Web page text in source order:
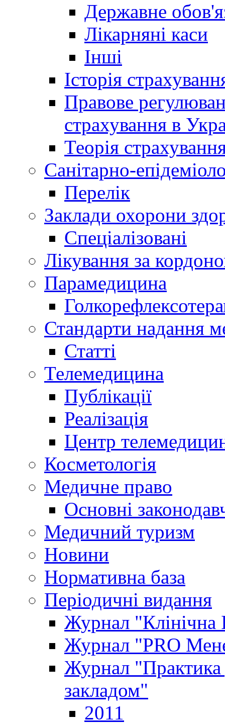
Державне
Лікарняні каси
Інші
Історія
Правове
страхування в
Теорія
Санітарно-
Перелік
Заклади охорони
Спеціалізовані
Лікування за
Парамедицина
Стандарти надання
Статті
Телемедицина
Публікації
Реалізація
Центр
Косметологія
Медичне право
Основні
Медичний туризм
Новини
Нормативна база
Періодичні видання
Журнал "Клінічна
Журнал "PRO
Журнал "Практика
закладом"
2011